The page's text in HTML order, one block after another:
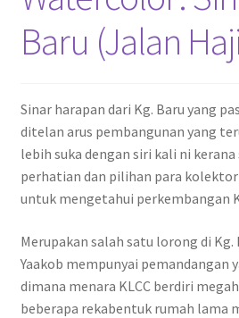
Baru (Jalan
Sinar harapan dari Kg. Baru yang
ditelan arus pembangunan yang
lebih suka dengan siri kali ni
perhatian dan pilihan para
untuk mengetahui perkembangan
Merupakan salah satu lorong di Kg.
Yaakob mempunyai pemandangan
dimana menara KLCC berdiri
beberapa rekabentuk rumah lama